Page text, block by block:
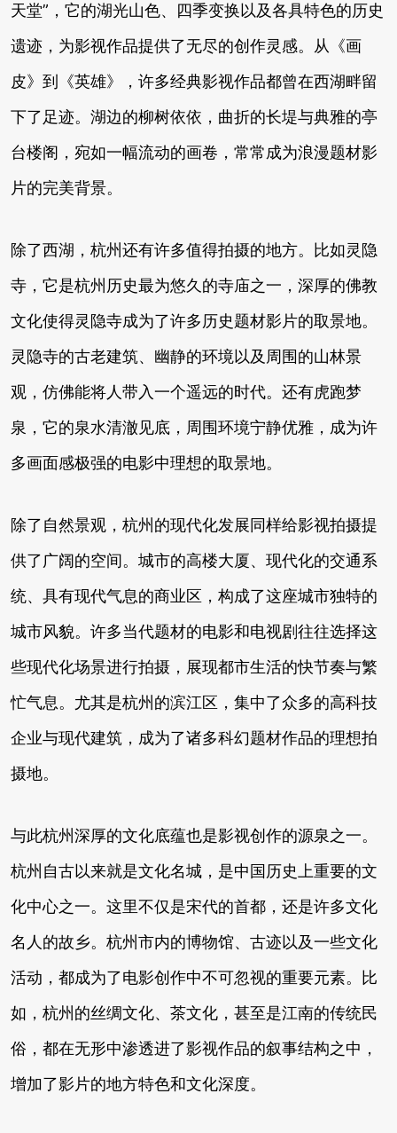
天堂”，它的湖光山色、四季变换以及各具特色的历史
遗迹，为影视作品提供了无尽的创作灵感。从《画
皮》到《英雄》，许多经典影视作品都曾在西湖畔留
下了足迹。湖边的柳树依依，曲折的长堤与典雅的亭
台楼阁，宛如一幅流动的画卷，常常成为浪漫题材影
片的完美背景。
除了西湖，杭州还有许多值得拍摄的地方。比如灵隐
寺，它是杭州历史最为悠久的寺庙之一，深厚的佛教
文化使得灵隐寺成为了许多历史题材影片的取景地。
灵隐寺的古老建筑、幽静的环境以及周围的山林景
观，仿佛能将人带入一个遥远的时代。还有虎跑梦
泉，它的泉水清澈见底，周围环境宁静优雅，成为许
多画面感极强的电影中理想的取景地。
除了自然景观，杭州的现代化发展同样给影视拍摄提
供了广阔的空间。城市的高楼大厦、现代化的交通系
统、具有现代气息的商业区，构成了这座城市独特的
城市风貌。许多当代题材的电影和电视剧往往选择这
些现代化场景进行拍摄，展现都市生活的快节奏与繁
忙气息。尤其是杭州的滨江区，集中了众多的高科技
企业与现代建筑，成为了诸多科幻题材作品的理想拍
摄地。
与此杭州深厚的文化底蕴也是影视创作的源泉之一。
杭州自古以来就是文化名城，是中国历史上重要的文
化中心之一。这里不仅是宋代的首都，还是许多文化
名人的故乡。杭州市内的博物馆、古迹以及一些文化
活动，都成为了电影创作中不可忽视的重要元素。比
如，杭州的丝绸文化、茶文化，甚至是江南的传统民
俗，都在无形中渗透进了影视作品的叙事结构之中，
增加了影片的地方特色和文化深度。